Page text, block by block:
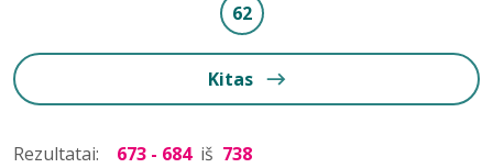
62
Kitas
Rezultatai: 673 - 684 iš 738